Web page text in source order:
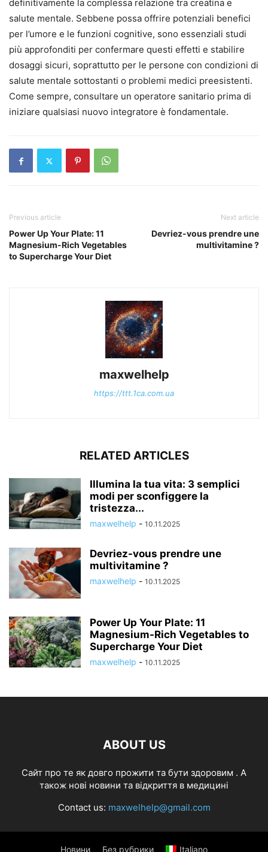
definitivamente la complessa relazione tra creatina e
salute mentale. Sebbene possa offrire potenziali benefici
per l’umore e le funzioni cognitive, sono essenziali studi
più approfonditi per confermare questi effetti e stabilire
dosaggi sicuri, soprattutto per le persone con condizioni di
salute mentale sottostanti o problemi medici preesistenti.
Come sempre, consultare un operatore sanitario prima di
iniziare qualsiasi nuovo integratore è fondamentale.
Previous article
Power Up Your Plate: 11
Magnesium-Rich Vegetables
to Supercharge Your Diet
Next article
Devriez-vous prendre une
multivitamine ?
maxwelhelp
https://ttt.1ca.com.ua
RELATED ARTICLES
Illumina la tua vita: 3 semplici
modi per sconfiggere la
tristezza...
maxwelhelp - 10.11.2025
Devriez-vous prendre une
multivitamine ?
maxwelhelp - 10.11.2025
Power Up Your Plate: 11
Magnesium-Rich Vegetables to
Supercharge Your Diet
maxwelhelp - 10.11.2025
ABOUT US
Cайт про те як довго прожити та бути здоровим . А
також нові новини та відкриття в медицині
Contact us: maxwelhelp@gmail.com
Новини Без рубрики Italiano